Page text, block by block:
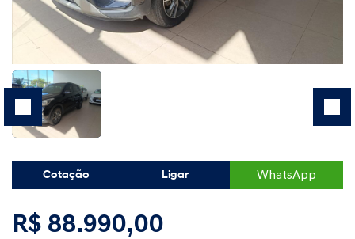
Cotação Ligar WhatsApp
R$ 88.990,00